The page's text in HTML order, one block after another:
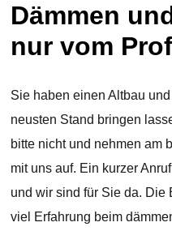
Dämmen
nur vom
Sie haben einen Altbau
neusten Stand bringen
bitte nicht und nehmen am
mit uns auf. Ein kurzer
und wir sind für Sie da. Die
viel Erfahrung beim